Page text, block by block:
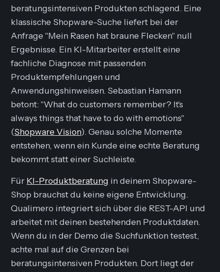
beratungsintensiven Produkten schlagend. Eine
klassische Shopware-Suche liefert bei der
Anfrage "Mein Rasen hat braune Flecken" null
Ergebnisse. Ein KI-Mitarbeiter erstellt eine
fachliche Diagnose mit passenden
Produktempfehlungen und
Anwendungshinweisen. Sebastian Hamann
betont: "What do customers remember? It's
always things that have to do with emotions"
(Shopware Vision). Genau solche Momente
entstehen, wenn ein Kunde eine echte Beratung
bekommt statt einer Suchleiste.
Für KI-Produktberatung in deinem Shopware-
Shop brauchst du keine eigene Entwicklung.
Qualimero integriert sich über die REST-API und
arbeitet mit deinen bestehenden Produktdaten.
Wenn du in der Demo die Suchfunktion testest,
achte mal auf die Grenzen bei
beratungsintensiven Produkten. Dort liegt der